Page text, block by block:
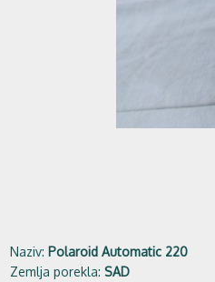
Naziv: Polaroid Automatic 220
Zemlja porekla: SAD